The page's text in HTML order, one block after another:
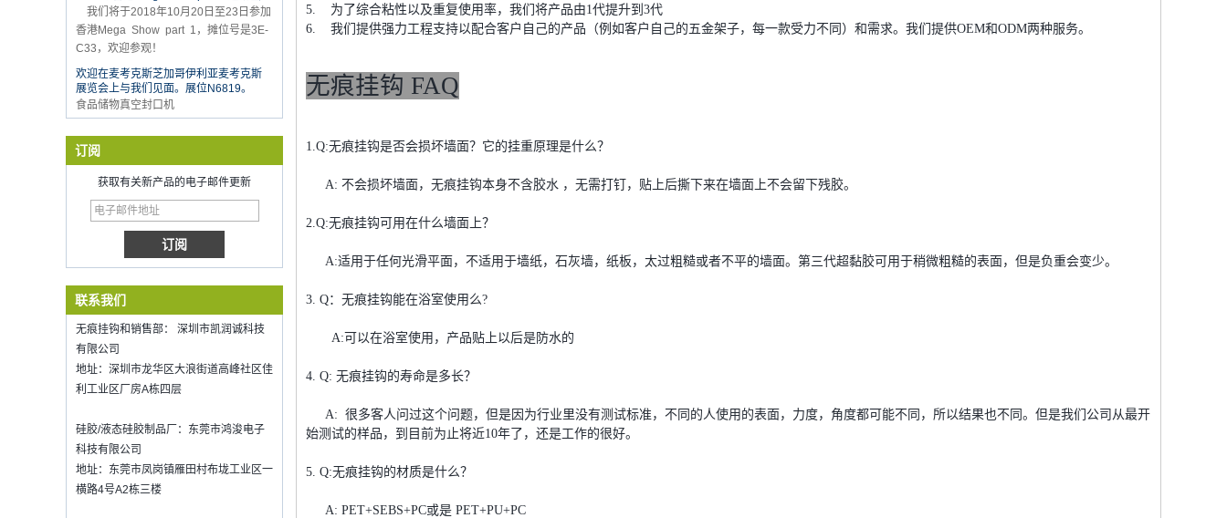
香港Mega Show part 1，摊位号是3E-
C33，欢迎参观！
欢迎在麦考克斯芝加哥伊利亚麦考克斯
展览会上与我们见面。展位N6819。
食品储物真空封口机
在新的一年里祝你的工作祝福
信息请联系Wendy.
Hot selling products :portable mini
vacuum sealer 1) For the vacuum
sealer, we have two versions, updated
version with theautomatically...
K-Ring's booth number N6819 - The
Chicago, IL, March 5-7, 20
We are going toattend The Inspired
Home Show,McCormick Place,
Chicago, IL, March 5-7, 2022,booth
number N6819, welcome to visit
us. Be...
即使是好葡萄酒，也不要喝太多喝。如
何保持葡萄酒新鲜？因此，我们需要一
个密封的葡萄酒瓶塞。硅胶酒瓶......
2018年香港 mega show part 1 邀请函
订阅
获取有关新产品的电子邮件更新
联系我们
无痕挂钩和销售部： 深圳市凯润诚科技
有限公司
地址：深圳市龙华区大浪街道高峰社区佳
利工业区厂房A栋四层
硅胶/液态硅胶制品厂：东莞市鸿浚电子
科技有限公司
地址：东莞市凤岗镇雁田村布垅工业区一
横路4号A2栋三楼
5. 为了综合粘性以及重复使用率，我们将产品由1代提升到3代
6. 我们提供强力工程支持以配合客户自己的产品（例如客户自己的五金架子，每一款受力不同）和需求。我们提供OEM和ODM两种服务。
无痕挂钩 FAQ
1.Q:无痕挂钩是否会损坏墙面？它的挂重原理是什么？
A: 不会损坏墙面，无痕挂钩本身不含胶水 ，无需打钉，贴上后撕下来在墙面上不会留下残胶。
2.Q:无痕挂钩可用在什么墙面上？
A:适用于任何光滑平面，不适用于墙纸，石灰墙，纸板，太过粗糙或者不平的墙面。第三代超黏胶可用于稍微粗糙的表面，但是负重会变少。
3. Q：无痕挂钩能在浴室使用么?
A:可以在浴室使用，产品贴上以后是防水的
4. Q: 无痕挂钩的寿命是多长？
A: 很多客人问过这个问题，但是因为行业里没有测试标准，不同的人使用的表面，力度，角度都可能不同，所以结果也不同。但是我们公司从最开
始测试的样品，到目前为止将近10年了，还是工作的很好。
5. Q:无痕挂钩的材质是什么？
A: PET+SEBS+PC或是 PET+PU+PC